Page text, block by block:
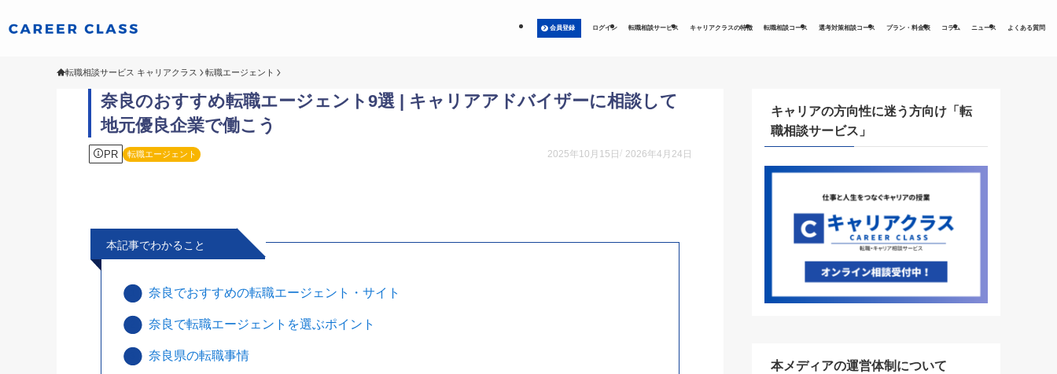
会員登録 ログイン 転職相談サービス キャリアクラスの特徴 転職相談コース 選考対策相談コース プラン・料金表 コラム ニュース よくある質問
転職相談サービス キャリアクラス 転職エージェント
奈良のおすすめ転職エージェント9選 | キャリアアドバイザーに相談して
地元優良企業で働こう
PR 転職エージェント 2025年10月15日 2026年4月24日
本記事でわかること
奈良でおすすめの転職エージェント・サイト
奈良で転職エージェントを選ぶポイント
奈良県の転職事情
キャリアの方向性に迷う方向け「転
職相談サービス」
本メディアの運営体制について